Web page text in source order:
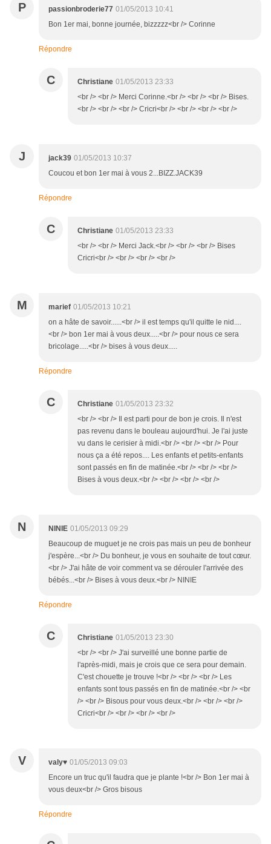
P passionbroderie77 01/05/2013 10:41
Bon 1er mai, bonne journée, bizzzzz<br /> Corinne
Répondre
C Christiane 01/05/2013 23:33
<br /> <br /> Merci Corinne.<br /> <br /> <br /> Bises.
<br /> <br /> <br /> Cricri<br /> <br /> <br /> <br />
J jack39 01/05/2013 10:37
Coucou et bon 1er mai à vous 2...BIZZ.JACK39
Répondre
C Christiane 01/05/2013 23:33
<br /> <br /> Merci Jack.<br /> <br /> <br /> Bises
Cricri<br /> <br /> <br /> <br />
M marief 01/05/2013 10:21
on a hâte de savoir......<br /> il est temps qu'il quitte le nid....
<br /> bon 1er mai à vous deux.....<br /> pour nous ce sera
bricolage.....<br /> bises à vous deux.....
Répondre
C Christiane 01/05/2013 23:32
<br /> <br /> Il est parti pour de bon je crois. Il n'est
pas revenu dans le bouleau aujourd'hui. Je l'ai juste
vu dans le cerisier à midi.<br /> <br /> <br /> Pour
nous ça a été repos.... Les enfants et petits-enfants
sont passés en fin de matinée.<br /> <br /> <br />
Bises à vous deux.<br /> <br /> <br /> <br />
N NINIE 01/05/2013 09:29
Beaucoup de muguet je ne crois pas mais un peu de bonheur
j'espère...<br /> Du bonheur, je vous en souhaite de tout cœur.
<br /> J'ai hâte de voir comment va se dérouler l'arrivée des
bébés...<br /> Bises à vous deux.<br /> NINIE
Répondre
C Christiane 01/05/2013 23:30
<br /> <br /> J'ai surveillé une bonne partie de
l'après-midi, mais je crois que ce sera pour demain.
C'est chouette je trouve !<br /> <br /> <br /> Les
enfants sont tous passés en fin de matinée.<br /> <br
/> <br /> Bisous pour vous deux.<br /> <br /> <br />
Cricri<br /> <br /> <br /> <br />
V valy♥ 01/05/2013 09:03
Encore un truc qu'il faudra que je plante !<br /> Bon 1er mai à
vous deux<br /> Gros bisous
Répondre